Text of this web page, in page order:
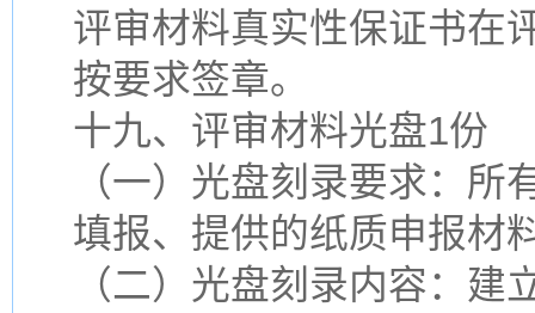
评审材料真实性保证书在
按要求签章。
十九、评审材料光盘1份
（一）光盘刻录要求：
填报、提供的纸质申报材
（二）光盘刻录内容：